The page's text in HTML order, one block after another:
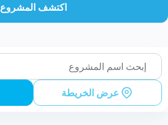
اكتشف المشروع
عرض الخريطة